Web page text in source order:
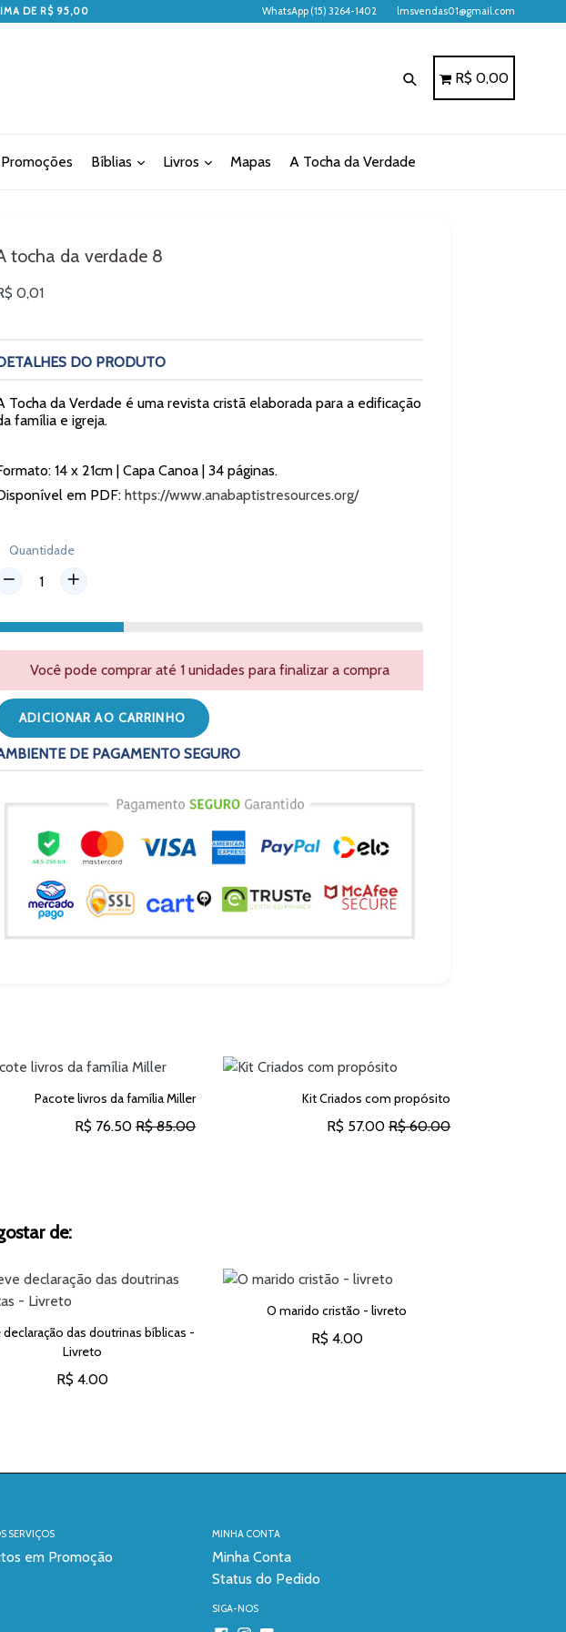
DE R$ 95,00 WhatsApp (15) 3264-1402 lmsvendas01@gmail.com
Pesquisar
Carrinho
Carrinho
R$ 0,00
Promoções Bíblias Livros Mapas A Tocha da Verdade
tocha da verdade 8
0,01
DO PRODUTO
Tocha da Verdade é uma revista cristã elaborada para a edificação
família e igreja.
14 x 21cm | Capa Canoa | 34 páginas.
em PDF: https://www.anabaptistresources.org/
Quantidade
Você pode comprar até 1 unidades para finalizar a compra
ADICIONAR AO CARRINHO
DE PAGAMENTO SEGURO
Pacote livros da família Miller
R$ 76.50 R$ 85.00
Kit Criados com propósito
R$ 57.00 R$ 60.00
de:
declaração das doutrinas bíblicas -
Livreto
R$ 4.00
O marido cristão - livreto
R$ 4.00
SERVIÇOS
em Promoção
MINHA CONTA
Minha Conta
Status do Pedido
SIGA-NOS